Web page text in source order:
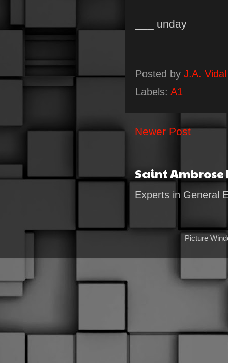
___ unday
Posted by J.A. Vidal
Labels: A1
Newer Post
Saint
Experts in General
Picture